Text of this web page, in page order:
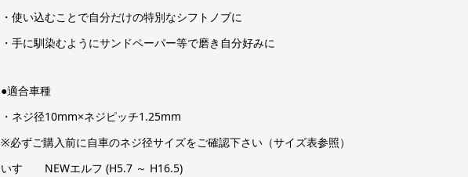
・使い込むことで自分だけの特別なシフトノブに
・手に馴染むようにサンドペーパー等で磨き自分好みに
●適合車種
・ネジ径10mm×ネジピッチ1.25mm
※必ずご購入前に自車のネジ径サイズをご確認下さい（サイズ表参照）
いすゞ NEWエルフ (H5.7 ～ H16.5)